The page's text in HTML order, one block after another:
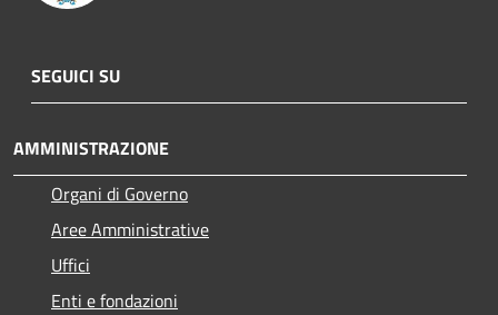
SEGUICI SU
AMMINISTRAZIONE
Organi di Governo
Aree Amministrative
Uffici
Enti e fondazioni